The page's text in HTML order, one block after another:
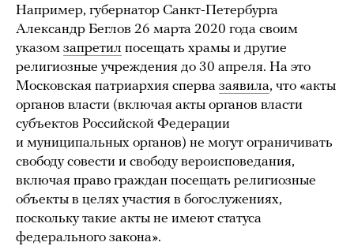
Например, губернатор Санкт-Петербурга
Александр Беглов 26 марта 2020 года своим
указом запретил посещать храмы и другие
религиозные учреждения до 30 апреля. На это
Московская патриархия сперва заявила, что «акты
органов власти (включая акты органов власти
субъектов Российской Федерации
и муниципальных органов) не могут ограничивать
свободу совести и свободу вероисповедания,
включая право граждан посещать религиозные
объекты в целях участия в богослужениях,
поскольку такие акты не имеют статуса
федерального закона».